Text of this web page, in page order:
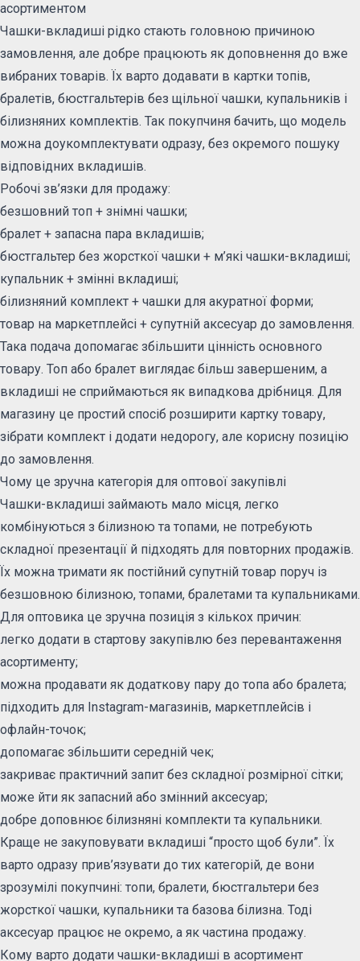
асортиментом
Чашки-вкладиші рідко стають головною причиною
замовлення, але добре працюють як доповнення до вже
вибраних товарів. Їх варто додавати в картки топів,
бралетів, бюстгальтерів без щільної чашки, купальників і
білизняних комплектів. Так покупчиня бачить, що модель
можна доукомплектувати одразу, без окремого пошуку
відповідних вкладишів.
Робочі зв’язки для продажу:
безшовний топ + знімні чашки;
бралет + запасна пара вкладишів;
бюстгальтер без жорсткої чашки + м’які чашки-вкладиші;
купальник + змінні вкладиші;
білизняний комплект + чашки для акуратної форми;
товар на маркетплейсі + супутній аксесуар до замовлення.
Така подача допомагає збільшити цінність основного
товару. Топ або бралет виглядає більш завершеним, а
вкладиші не сприймаються як випадкова дрібниця. Для
магазину це простий спосіб розширити картку товару,
зібрати комплект і додати недорогу, але корисну позицію
до замовлення.
Чому це зручна категорія для оптової закупівлі
Чашки-вкладиші займають мало місця, легко
комбінуються з білизною та топами, не потребують
складної презентації й підходять для повторних продажів.
Їх можна тримати як постійний супутній товар поруч із
безшовною білизною, топами, бралетами та купальниками.
Для оптовика це зручна позиція з кількох причин:
легко додати в стартову закупівлю без перевантаження
асортименту;
можна продавати як додаткову пару до топа або бралета;
підходить для Instagram-магазинів, маркетплейсів і
офлайн-точок;
допомагає збільшити середній чек;
закриває практичний запит без складної розмірної сітки;
може йти як запасний або змінний аксесуар;
добре доповнює білизняні комплекти та купальники.
Краще не закуповувати вкладиші “просто щоб були”. Їх
варто одразу прив’язувати до тих категорій, де вони
зрозумілі покупчині: топи, бралети, бюстгальтери без
жорсткої чашки, купальники та базова білизна. Тоді
аксесуар працює не окремо, а як частина продажу.
Кому варто додати чашки-вкладиші в асортимент